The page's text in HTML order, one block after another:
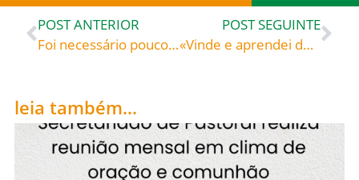
POST ANTERIOR
Foi necessário pouco tempo para que ele reconduzisse as ovelhas desgarradas ao rebanho, ganhando o respeito tanto dos cristãos como dos árabes muçulmanos: Santo Alberto de Jerusalém (1150-1214), celebrado hoje, 25, roga por todos nós!
POST SEGUINTE
«Vinde e aprendei de Mim» (Mt 11,28-29) – São João Cassiano (c. 360-435), fundador de mosteiro em Marselha
leia também...